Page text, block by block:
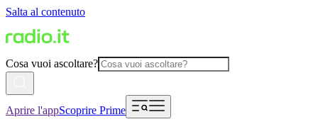
Salta al contenuto
Cosa vuoi ascoltare?
Aprire l'appScoprire Prime